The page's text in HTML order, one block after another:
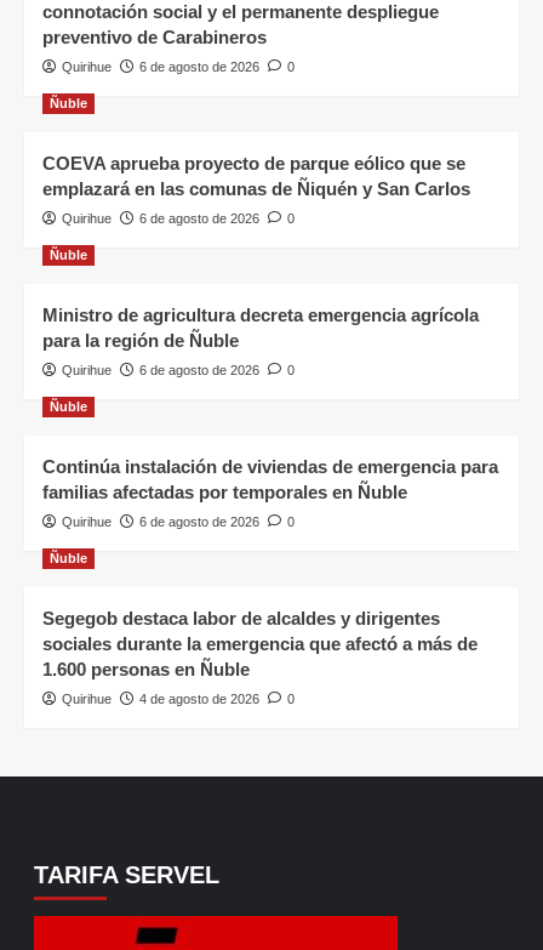
connotación social y el permanente despliegue
preventivo de Carabineros
Quirihue 6 de agosto de 2026 0
Ñuble
COEVA aprueba proyecto de parque eólico que se
emplazará en las comunas de Ñiquén y San Carlos
Quirihue 6 de agosto de 2026 0
Ñuble
Ministro de agricultura decreta emergencia agrícola
para la región de Ñuble
Quirihue 6 de agosto de 2026 0
Ñuble
Continúa instalación de viviendas de emergencia para
familias afectadas por temporales en Ñuble
Quirihue 6 de agosto de 2026 0
Ñuble
Segegob destaca labor de alcaldes y dirigentes
sociales durante la emergencia que afectó a más de
1.600 personas en Ñuble
Quirihue 4 de agosto de 2026 0
TARIFA SERVEL